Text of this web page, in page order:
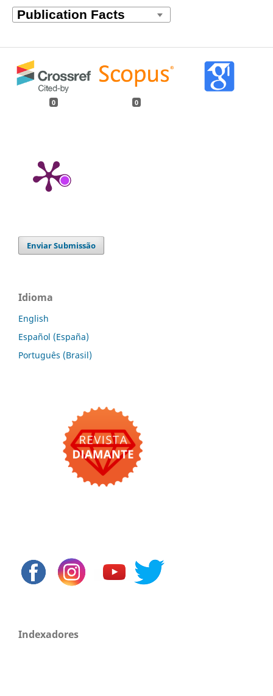
0 0
Enviar Submissão
Idioma
English
Español (España)
Português (Brasil)
Indexadores